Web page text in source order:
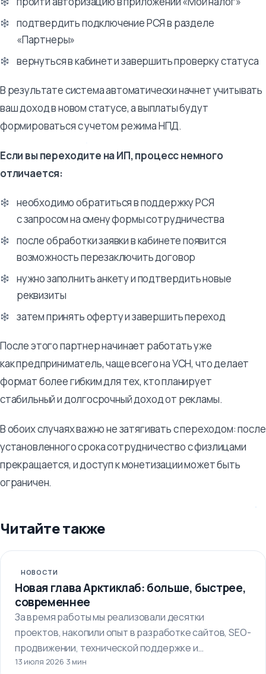
подтвердить подключение РСЯ в разделе
«Партнеры»
вернуться в кабинет и завершить проверку статуса
В результате система автоматически начнет учитывать
ваш доход в новом статусе, а выплаты будут
формироваться с учетом режима НПД.
Если вы переходите на ИП, процесс немного
отличается:
необходимо обратиться в поддержку РСЯ
с запросом на смену формы сотрудничества
после обработки заявки в кабинете появится
возможность перезаключить договор
нужно заполнить анкету и подтвердить новые
реквизиты
затем принять оферту и завершить переход
После этого партнер начинает работать уже
как предприниматель, чаще всего на УСН, что делает
формат более гибким для тех, кто планирует
стабильный и долгосрочный доход от рекламы.
В обоих случаях важно не затягивать с переходом: после
установленного срока сотрудничество с физлицами
прекращается, и доступ к монетизации может быть
ограничен.
Читайте также
НОВОСТИ
Новая глава Арктиклаб: больше, быстрее,
современнее
За время работы мы реализовали десятки
проектов, накопили опыт в разработке сайтов, SEO-
продвижении, технической поддержке и
автоматизации бизнес-процессов.…
13 июля 2026·3 мин